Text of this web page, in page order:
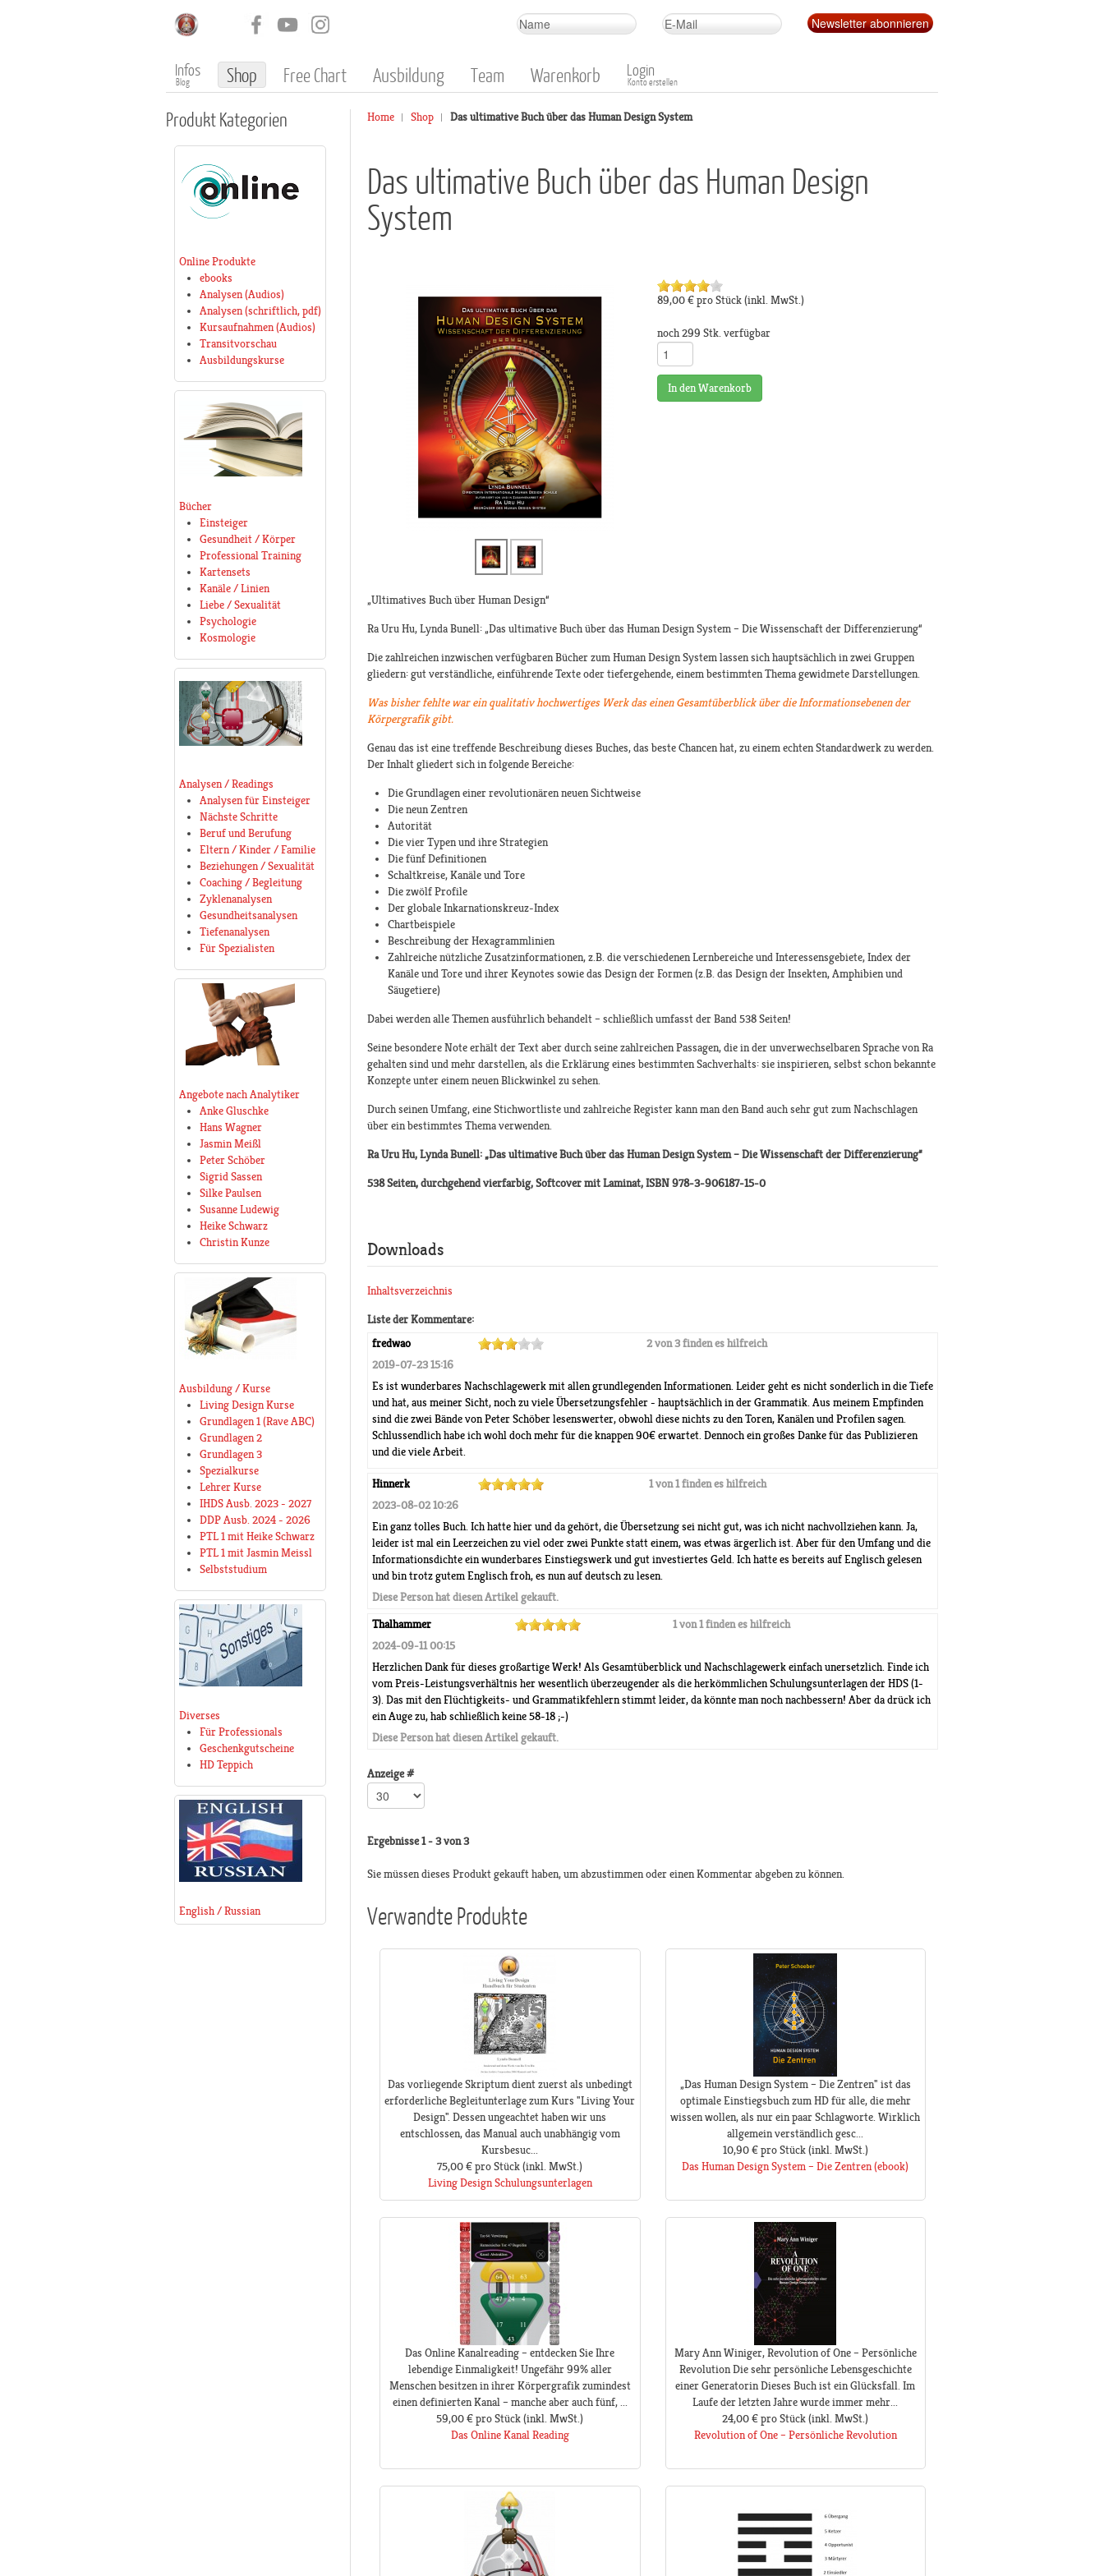
Infos
Blog Shop Free Chart Ausbildung Team Warenkorb Login
Konto erstellen
Home Shop Das ultimative Buch über das Human Design System
Das ultimative Buch über das Human Design
System
89,00 € pro Stück(inkl. MwSt.)
noch 299 Stk. verfügbar
In den Warenkorb
„Ultimatives Buch über Human Design“
Ra Uru Hu, Lynda Bunell: „Das ultimative Buch über das Human Design System – Die Wissenschaft der Differenzierung“
Die zahlreichen inzwischen verfügbaren Bücher zum Human Design System lassen sich hauptsächlich in zwei Gruppen
gliedern: gut verständliche, einführende Texte oder tiefergehende, einem bestimmten Thema gewidmete Darstellungen.
Was bisher fehlte war ein qualitativ hochwertiges Werk das einen Gesamtüberblick über die Informationsebenen der
Körpergrafik gibt.
Genau das ist eine treffende Beschreibung dieses Buches, das beste Chancen hat, zu einem echten Standardwerk zu werden.
Der Inhalt gliedert sich in folgende Bereiche:
Die Grundlagen einer revolutionären neuen Sichtweise
Die neun Zentren
Autorität
Die vier Typen und ihre Strategien
Die fünf Definitionen
Schaltkreise, Kanäle und Tore
Die zwölf Profile
Der globale Inkarnationskreuz-Index
Chartbeispiele
Beschreibung der Hexagrammlinien
Zahlreiche nützliche Zusatzinformationen, z.B. die verschiedenen Lernbereiche und Interessensgebiete, Index der
Kanäle und Tore und ihrer Keynotes sowie das Design der Formen (z.B. das Design der Insekten, Amphibien und
Säugetiere)
Dabei werden alle Themen ausführlich behandelt – schließlich umfasst der Band 538 Seiten!
Seine besondere Note erhält der Text aber durch seine zahlreichen Passagen, die in der unverwechselbaren Sprache von Ra
gehalten sind und mehr darstellen, als die Erklärung eines bestimmten Sachverhalts: sie inspirieren, selbst schon bekannte
Konzepte unter einem neuen Blickwinkel zu sehen.
Durch seinen Umfang, eine Stichwortliste und zahlreiche Register kann man den Band auch sehr gut zum Nachschlagen
über ein bestimmtes Thema verwenden.
Ra Uru Hu, Lynda Bunell: „Das ultimative Buch über das Human Design System – Die Wissenschaft der Differenzierung“
538 Seiten, durchgehend vierfarbig, Softcover mit Laminat, ISBN 978-3-906187-15-0
Downloads
Inhaltsverzeichnis
Liste der Kommentare:
fredwao
2 von 3 finden es hilfreich
2019-07-23 15:16
Es ist wunderbares Nachschlagewerk mit allen grundlegenden Informationen. Leider geht es nicht sonderlich in die Tiefe
und hat, aus meiner Sicht, noch zu viele Übersetzungsfehler - hauptsächlich in der Grammatik. Aus meinem Empfinden
sind die zwei Bände von Peter Schöber lesenswerter, obwohl diese nichts zu den Toren, Kanälen und Profilen sagen.
Schlussendlich habe ich wohl doch mehr für die knappen 90€ erwartet. Dennoch ein großes Danke für das Publizieren
und die viele Arbeit.
Hinnerk
1 von 1 finden es hilfreich
2023-08-02 10:26
Ein ganz tolles Buch. Ich hatte hier und da gehört, die Übersetzung sei nicht gut, was ich nicht nachvollziehen kann. Ja,
leider ist mal ein Leerzeichen zu viel oder zwei Punkte statt einem, was etwas ärgerlich ist. Aber für den Umfang und die
Informationsdichte ein wunderbares Einstiegswerk und gut investiertes Geld. Ich hatte es bereits auf Englisch gelesen
und bin trotz gutem Englisch froh, es nun auf deutsch zu lesen.
Diese Person hat diesen Artikel gekauft.
Thalhammer
1 von 1 finden es hilfreich
2024-09-11 00:15
Herzlichen Dank für dieses großartige Werk! Als Gesamtüberblick und Nachschlagewerk einfach unersetzlich. Finde ich
vom Preis-Leistungsverhältnis her wesentlich überzeugender als die herkömmlichen Schulungsunterlagen der HDS (1-
3). Das mit den Flüchtigkeits- und Grammatikfehlern stimmt leider, da könnte man noch nachbessern! Aber da drück ich
ein Auge zu, hab schließlich keine 58-18 ;-)
Diese Person hat diesen Artikel gekauft.
Anzeige #
Ergebnisse 1 - 3 von 3
Sie müssen dieses Produkt gekauft haben, um abzustimmen oder einen Kommentar abgeben zu können.
Verwandte Produkte
Das vorliegende Skriptum dient zuerst als unbedingt
erforderliche Begleitunterlage zum Kurs "Living Your
Design". Dessen ungeachtet haben wir uns
entschlossen, das Manual auch unabhängig vom
Kursbesuc...
75,00 €pro Stück(inkl. MwSt.)
Living Design Schulungsunterlagen
„Das Human Design System – Die Zentren" ist das
optimale Einstiegsbuch zum HD für alle, die mehr
wissen wollen, als nur ein paar Schlagworte. Wirklich
allgemein verständlich gesc...
10,90 €pro Stück(inkl. MwSt.)
Das Human Design System – Die Zentren (ebook)
Das Online Kanalreading – entdecken Sie Ihre
lebendige Einmaligkeit! Ungefähr 99% aller
Menschen besitzen in ihrer Körpergrafik zumindest
einen definierten Kanal – manche aber auch fünf, ...
59,00 €pro Stück(inkl. MwSt.)
Das Online Kanal Reading
Mary Ann Winiger, Revolution of One – Persönliche
Revolution Die sehr persönliche Lebensgeschichte
einer Generatorin Dieses Buch ist ein Glücksfall. Im
Laufe der letzten Jahre wurde immer mehr...
24,00 €pro Stück(inkl. MwSt.)
Revolution of One – Persönliche Revolution
ProduktKategorien
Online Produkte
ebooks
Analysen (Audios)
Analysen (schriftlich, pdf)
Kursaufnahmen (Audios)
Transitvorschau
Ausbildungskurse
Bücher
Einsteiger
Gesundheit / Körper
Professional Training
Kartensets
Kanäle / Linien
Liebe / Sexualität
Psychologie
Kosmologie
Analysen / Readings
Analysen für Einsteiger
Nächste Schritte
Beruf und Berufung
Eltern / Kinder / Familie
Beziehungen / Sexualität
Coaching / Begleitung
Zyklenanalysen
Gesundheitsanalysen
Tiefenanalysen
Für Spezialisten
Angebote nach Analytiker
Anke Gluschke
Hans Wagner
Jasmin Meißl
Peter Schöber
Sigrid Sassen
Silke Paulsen
Susanne Ludewig
Heike Schwarz
Christin Kunze
Ausbildung / Kurse
Living Design Kurse
Grundlagen 1 (Rave ABC)
Grundlagen 2
Grundlagen 3
Spezialkurse
Lehrer Kurse
IHDS Ausb. 2023 - 2027
DDP Ausb. 2024 - 2026
PTL 1 mit Heike Schwarz
PTL 1 mit Jasmin Meissl
Selbststudium
Diverses
Für Professionals
Geschenkgutscheine
HD Teppich
English / Russian